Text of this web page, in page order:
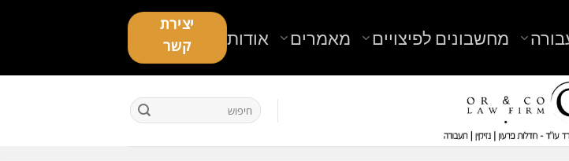
מחשבונים לפיצויים מאמרים אודות
יצירת
קשר